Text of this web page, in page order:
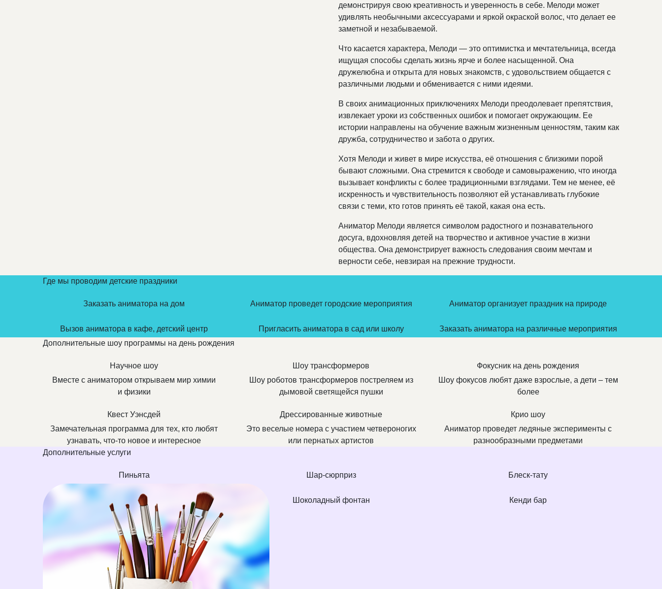
демонстрируя свою креативность и уверенность в себе. Мелоди может
удивлять необычными аксессуарами и яркой окраской волос, что делает ее
заметной и незабываемой.
Что касается характера, Мелоди — это оптимистка и мечтательница, всегда
ищущая способы сделать жизнь ярче и более насыщенной. Она
дружелюбна и открыта для новых знакомств, с удовольствием общается с
различными людьми и обменивается с ними идеями.
В своих анимационных приключениях Мелоди преодолевает препятствия,
извлекает уроки из собственных ошибок и помогает окружающим. Ее
истории направлены на обучение важным жизненным ценностям, таким как
дружба, сотрудничество и забота о других.
Хотя Мелоди и живет в мире искусства, её отношения с близкими порой
бывают сложными. Она стремится к свободе и самовыражению, что иногда
вызывает конфликты с более традиционными взглядами. Тем не менее, её
искренность и чувствительность позволяют ей устанавливать глубокие
связи с теми, кто готов принять её такой, какая она есть.
Аниматор Мелоди является символом радостного и познавательного
досуга, вдохновляя детей на творчество и активное участие в жизни
общества. Она демонстрирует важность следования своим мечтам и
верности себе, невзирая на прежние трудности.
Где мы проводим детские праздники
Заказать аниматора на дом Аниматор проведет городские мероприятия Аниматор организует праздник на природе
Вызов аниматора в кафе, детский центр Пригласить аниматора в сад или школу
Заказать аниматора на различные мероприятия
Дополнительные шоу программы на день рождения
Научное шоу
Вместе с аниматором открываем мир химии
и физики
Шоу трансформеров
Шоу роботов трансформеров постреляем из
дымовой светящейся пушки
Фокусник на день рождения
Шоу фокусов любят даже взрослые, а дети – тем
более
Квест Уэнсдей
Замечательная программа для тех, кто любят
узнавать, что-то новое и интересное
Дрессированные животные
Это веселые номера с участием четвероногих
или пернатых артистов
Крио шоу
Аниматор проведет ледяные эксперименты с
разнообразными предметами
Дополнительные услуги
Пиньята Шар-сюрприз Блеск-тату
Шоколадный фонтан Кенди бар